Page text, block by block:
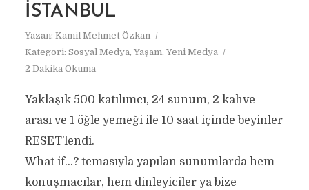
İSTANBUL
Yazan: Kamil Mehmet Özkan
Kategori: Sosyal Medya, Yaşam, Yeni Medya
2 Dakika Okuma
Yaklaşık 500 katılımcı, 24 sunum, 2 kahve
arası ve 1 öğle yemeği ile 10 saat içinde beyinler
RESET’lendi.
What if...? temasıyla yapılan sunumlarda hem
konuşmacılar, hem dinleyiciler ya bize